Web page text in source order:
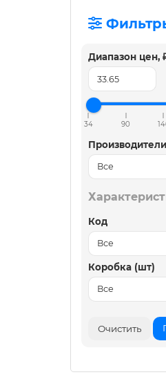
Диапазон цен,
34 90
Производители
Код
Коробка (шт)
Очистить